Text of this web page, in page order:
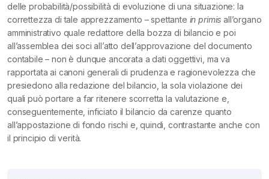
delle probabilità/possibilità di evoluzione di una situazione: la
correttezza di tale apprezzamento – spettante in primis all’organo
amministrativo quale redattore della bozza di bilancio e poi
all’assemblea dei soci all’atto dell’approvazione del documento
contabile – non è dunque ancorata a dati oggettivi, ma va
rapportata ai canoni generali di prudenza e ragionevolezza che
presiedono alla redazione del bilancio, la sola violazione dei
quali può portare a far ritenere scorretta la valutazione e,
conseguentemente, inficiato il bilancio da carenze quanto
all’appostazione di fondo rischi e, quindi, contrastante anche con
il principio di verità.